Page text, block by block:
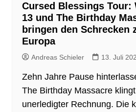
Cursed Blessings Tour:
13 und The Birthday
bringen den Schrecken
Europa
Andreas Schieler 13. Juli
Zehn Jahre Pause
The Birthday Massacre
unerledigter Rechnung. Die